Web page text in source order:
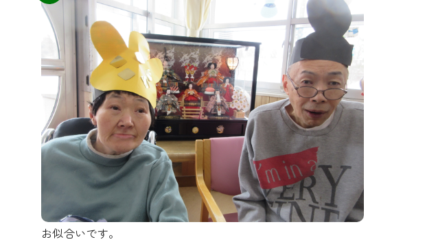
お似合いです。